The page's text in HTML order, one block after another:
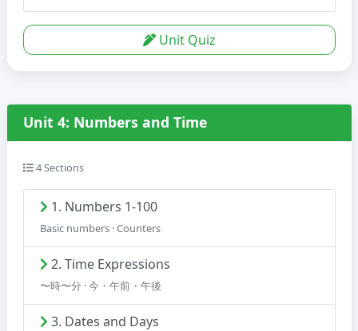
Unit Quiz
Unit 4: Numbers and Time
4 Sections
1. Numbers 1-100
Basic numbers · Counters
2. Time Expressions
〜時〜分 · 今・午前・午後
3. Dates and Days